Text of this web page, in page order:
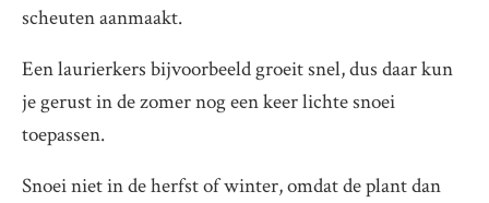
scheuten aanmaakt.
Een laurierkers bijvoorbeeld groeit snel, dus daar kun
je gerust in de zomer nog een keer lichte snoei
toepassen.
Snoei niet in de herfst of winter, omdat de plant dan